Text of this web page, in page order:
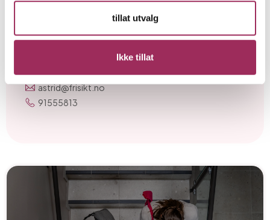
tillat utvalg
Ikke tillat
astrid@frisikt.no
91555813